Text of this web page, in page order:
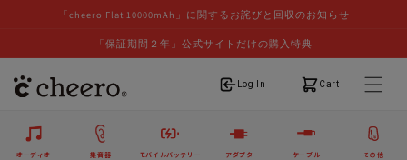
「cheero Flat 10000mAh」に関するお詫びと回収のお知らせ
「保証期間２年」公式サイトだけの購入特典
Log In
ログイン Cart
カート
オーディオ 集音器 モバイルバッテリー アダプタ ケーブル その他